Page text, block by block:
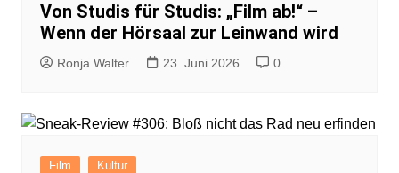
Von Studis für Studis: „Film ab!“ –
Wenn der Hörsaal zur Leinwand wird
Ronja Walter 23. Juni 2026 0
Film Kultur